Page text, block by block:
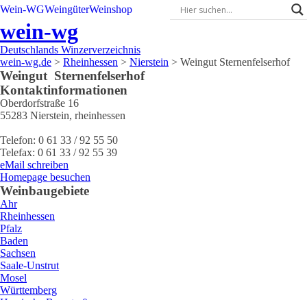
Wein-WGWeingüterWeinshop
wein-wg
Deutschlands Winzerverzeichnis
wein-wg.de > Rheinhessen > Nierstein > Weingut Sternenfelserhof
Weingut Sternenfelserhof
Kontaktinformationen
Oberdorfstraße 16
55283 Nierstein, rheinhessen
Telefon: 0 61 33 / 92 55 50
Telefax: 0 61 33 / 92 55 39
eMail schreiben
Homepage besuchen
Weinbaugebiete
Ahr
Rheinhessen
Pfalz
Baden
Sachsen
Saale-Unstrut
Mosel
Württemberg